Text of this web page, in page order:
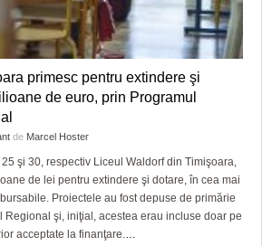
primesc pentru extindere şi
de euro, prin Programul
de Marcel Hoster
şi 30, respectiv Liceul Waldorf din Timişoara,
de lei pentru extindere şi dotare, în cea mai
Proiectele au fost depuse de primărie
Regional şi, iniţial, acestea erau incluse doar pe
acceptate la finanţare.